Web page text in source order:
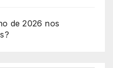
de 2026 nos